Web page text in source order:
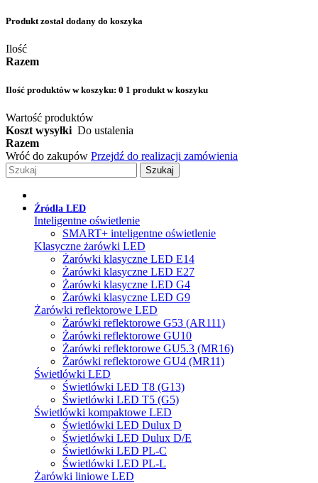
Produkt został dodany do koszyka
Ilość
Razem
Ilość produktów w koszyku: 0 1 produkt w koszyku
Wartość produktów
Koszt wysyłki Do ustalenia
Razem
Wróć do zakupów Przejdź do realizacji zamówienia
Szukaj
Źródła LED
Inteligentne oświetlenie
SMART+ inteligentne oświetlenie
Klasyczne żarówki LED
Żarówki klasyczne LED E14
Żarówki klasyczne LED E27
Żarówki klasyczne LED G4
Żarówki klasyczne LED G9
Żarówki reflektorowe LED
Żarówki reflektorowe G53 (AR111)
Żarówki reflektorowe GU10
Żarówki reflektorowe GU5.3 (MR16)
Żarówki reflektorowe GU4 (MR11)
Świetlówki LED
Świetlówki LED T8 (G13)
Świetlówki LED T5 (G5)
Świetlówki kompaktowe LED
Świetlówki LED Dulux D
Świetlówki LED Dulux D/E
Świetlówki LED PL-C
Świetlówki LED PL-L
Żarówki liniowe LED